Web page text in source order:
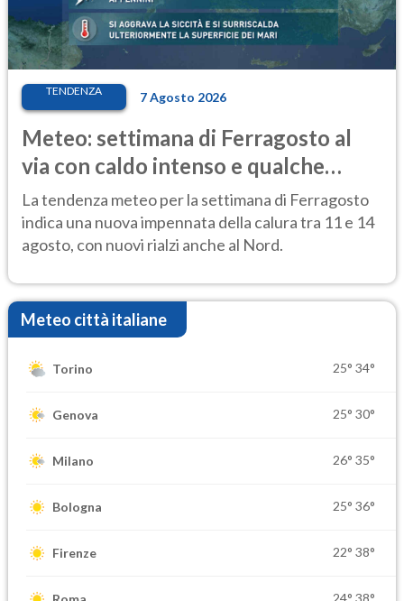
TENDENZA 7 Agosto 2026
Meteo: settimana di Ferragosto al
via con caldo intenso e qualche
temporale
La tendenza meteo per la settimana di Ferragosto
indica una nuova impennata della calura tra 11 e 14
agosto, con nuovi rialzi anche al Nord.
Meteo città italiane
Torino 25° 34°
Genova 25° 30°
Milano 26° 35°
Bologna 25° 36°
Firenze 22° 38°